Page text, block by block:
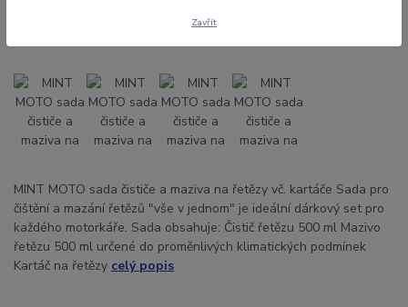
MINT MOTO sada čističe a maziva na řetězy vč. kartáče Sada pro
čištění a mazání řetězů "vše v jednom" je ideální dárkový set pro
každého motorkáře. Sada obsahuje: Čistič řetězu 500 ml Mazivo
řetězu 500 ml určené do proměnlivých klimatických podmínek
Kartáč na řetězy celý popis
Zavřít